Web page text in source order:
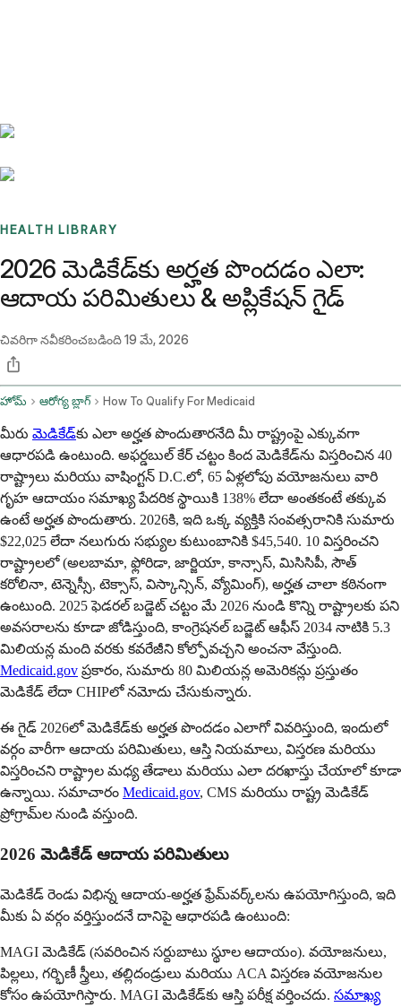
HEALTH LIBRARY
2026 మెడికేడ్‌కు అర్హత పొందడం ఎలా:
ఆదాయ పరిమితులు & అప్లికేషన్ గైడ్
చివరిగా నవీకరించబడింది19 మే, 2026
హోమ్ ఆరోగ్య బ్లాగ్ How To Qualify For Medicaid
మీరు మెడికేడ్‌కు ఎలా అర్హత పొందుతారనేది మీ రాష్ట్రంపై ఎక్కువగా
ఆధారపడి ఉంటుంది. అఫర్డబుల్ కేర్ చట్టం కింద మెడికేడ్‌ను విస్తరించిన 40
రాష్ట్రాలు మరియు వాషింగ్టన్ D.C.లో, 65 ఏళ్లలోపు వయోజనులు వారి
గృహ ఆదాయం సమాఖ్య పేదరిక స్థాయికి 138% లేదా అంతకంటే తక్కువ
ఉంటే అర్హత పొందుతారు. 2026కి, ఇది ఒక్క వ్యక్తికి సంవత్సరానికి సుమారు
$22,025 లేదా నలుగురు సభ్యుల కుటుంబానికి $45,540. 10 విస్తరించని
రాష్ట్రాలలో (అలబామా, ఫ్లోరిడా, జార్జియా, కాన్సాస్, మిసిసిపీ, సౌత్
కరోలినా, టెన్నెస్సీ, టెక్సాస్, విస్కాన్సిన్, వ్యోమింగ్), అర్హత చాలా కఠినంగా
ఉంటుంది. 2025 ఫెడరల్ బడ్జెట్ చట్టం మే 2026 నుండి కొన్ని రాష్ట్రాలకు పని
అవసరాలను కూడా జోడిస్తుంది, కాంగ్రెషనల్ బడ్జెట్ ఆఫీస్ 2034 నాటికి 5.3
మిలియన్ల మంది వరకు కవరేజీని కోల్పోవచ్చని అంచనా వేస్తుంది.
Medicaid.gov ప్రకారం, సుమారు 80 మిలియన్ల అమెరికన్లు ప్రస్తుతం
మెడికేడ్ లేదా CHIPలో నమోదు చేసుకున్నారు.
ఈ గైడ్ 2026లో మెడికేడ్‌కు అర్హత పొందడం ఎలాగో వివరిస్తుంది, ఇందులో
వర్గం వారీగా ఆదాయ పరిమితులు, ఆస్తి నియమాలు, విస్తరణ మరియు
విస్తరించని రాష్ట్రాల మధ్య తేడాలు మరియు ఎలా దరఖాస్తు చేయాలో కూడా
ఉన్నాయి. సమాచారం Medicaid.gov, CMS మరియు రాష్ట్ర మెడికేడ్
ప్రోగ్రామ్‌ల నుండి వస్తుంది.
2026 మెడికేడ్ ఆదాయ పరిమితులు
మెడికేడ్ రెండు విభిన్న ఆదాయ-అర్హత ఫ్రేమ్‌వర్క్‌లను ఉపయోగిస్తుంది, ఇది
మీకు ఏ వర్గం వర్తిస్తుందనే దానిపై ఆధారపడి ఉంటుంది:
MAGI మెడికేడ్ (సవరించిన సర్దుబాటు స్థూల ఆదాయం). వయోజనులు,
పిల్లలు, గర్భిణీ స్త్రీలు, తల్లిదండ్రులు మరియు ACA విస్తరణ వయోజనుల
కోసం ఉపయోగిస్తారు. MAGI మెడికేడ్‌కు ఆస్తి పరీక్ష వర్తించదు. సమాఖ్య